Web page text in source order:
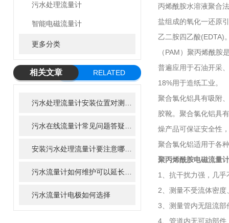
污水处理流量计
智能电磁流量计
更多分类
相关文章
RELATED
污水流量计电极如何选择
丙烯酰胺水溶液聚合
盐组成的氧化一还原
乙二胺四乙酸(EDTA)
（PAM）聚丙烯酰
普遍应用于石油开采
18%用于造纸工业。
聚合氯化铝具有吸附
胶靴。聚合氯化铝具
燥产品可保证安全性
聚合氯化铝适用于各
聚丙烯酰胺电磁流量计
1、抗干扰力强，几乎
2、测量不受流体密
3、测量管内无阻流
4、管道内无可动部